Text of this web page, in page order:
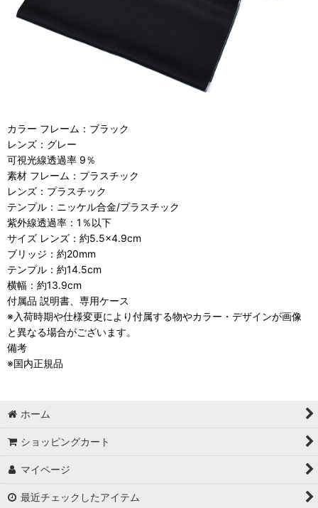
カラー フレーム：ブラック
レンズ：グレー
可視光線透過率 9％
素材 フレーム：プラスチック
レンズ：プラスチック
テンプル：ニッケル合金/プラスチック
紫外線透過率：1％以下
サイズ レンズ：約5.5×4.9cm
ブリッジ：約20mm
テンプル：約14.5cm
横幅：約13.9cm
付属品 説明書、専用ケース
※入荷時期や仕様変更により付属する物やカラー・デザインが画像
と異なる場合がございます。
備考
※国内正規品
ホーム
ショッピングカート
マイページ
最近チェックしたアイテム